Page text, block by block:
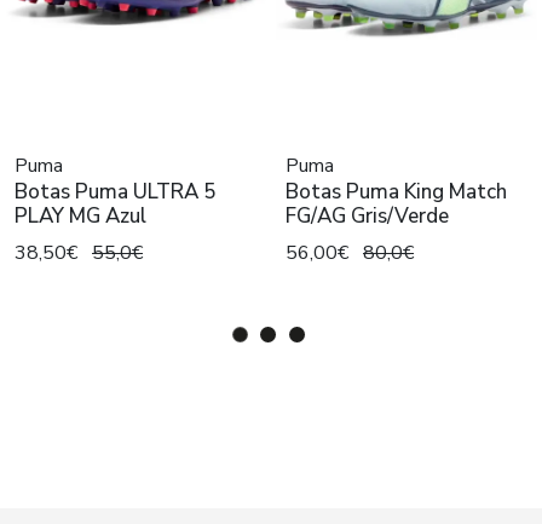
Puma
Botas Puma ULTRA 5
PLAY MG Azul
38,50€ 55,0€
Puma
Botas Puma King Match
FG/AG Gris/Verde
56,00€ 80,0€